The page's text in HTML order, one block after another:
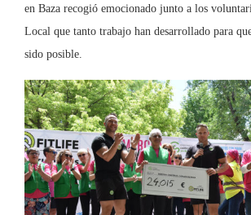
en Baza recogió emocionado junto a los
Local que tanto trabajo han desarrollado para
sido posible.